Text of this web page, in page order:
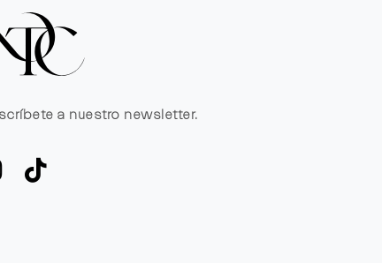
a nuestro newsletter.